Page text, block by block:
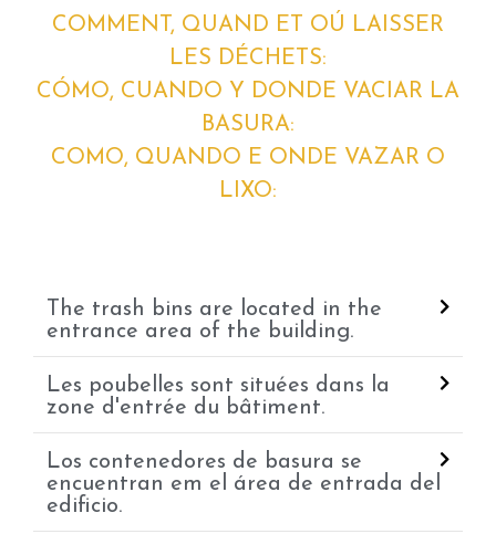
COMMENT, QUAND ET OÚ LAISSER
LES DÉCHETS:
CÓMO, CUANDO Y DONDE VACIAR LA
BASURA:
COMO, QUANDO E ONDE VAZAR O
LIXO:
The trash bins are located in the
entrance area of the building.
Les poubelles sont situées dans la
zone d'entrée du bâtiment.
Los contenedores de basura se
encuentran em el área de entrada del
edificio.